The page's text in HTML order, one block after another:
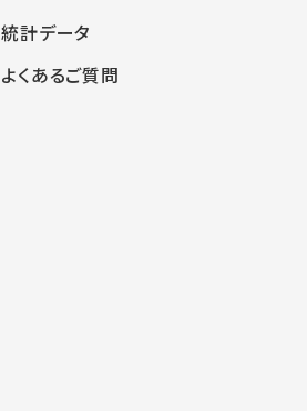
統計データ
よくあるご質問